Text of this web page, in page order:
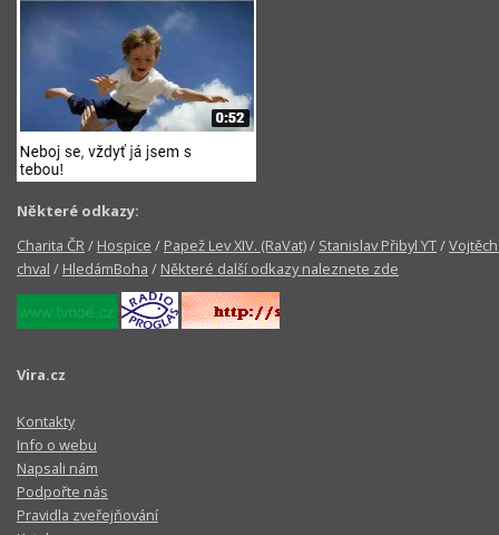
Některé odkazy:
Charita ČR/ Hospice / Papež Lev XIV. (RaVat)/ Stanislav Přibyl YT/
chval / HledámBoha / Některé další odkazy naleznete zde
Vira.cz
Kontakty
Info o webu
Napsali nám
Podpořte nás
Pravidla zveřejňování